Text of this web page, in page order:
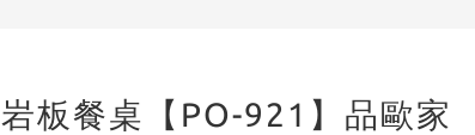
岩板餐桌【PO-921】品歐家